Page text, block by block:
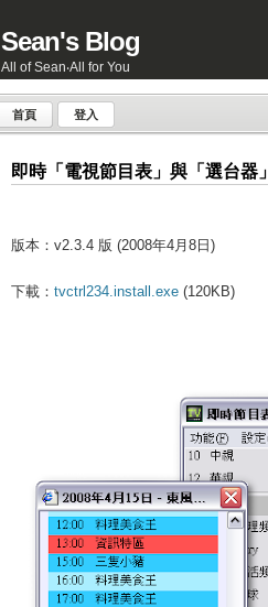
首頁 登入
Sean's Blog
All of Sean‧All for You
即時「電視節目表」與「選台器」
版本：v2.3.4 版 (2008年4月8日)
下載： tvctrl234.install.exe(120KB)